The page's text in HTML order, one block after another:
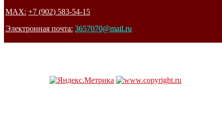
MAX: +7 (902) 583-54-15
Электронная почта: 3657070@mail.ru